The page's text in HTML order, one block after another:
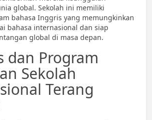
global. Sekolah ini memiliki
bahasa Inggris yang memungkinkan
bahasa internasional dan siap
global di masa depan.
dan Program
Sekolah
Terang